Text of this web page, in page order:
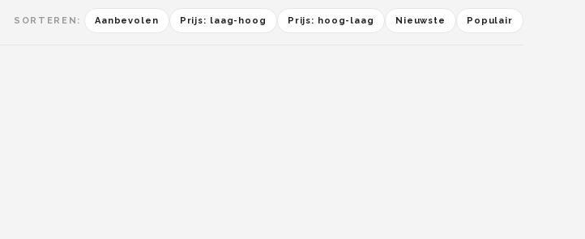
SORTEREN: Aanbevolen Prijs: laag-hoog Prijs: hoog-laag Nieuwste Populair